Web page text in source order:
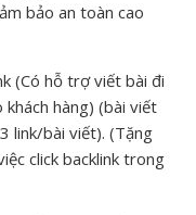
bảo an toàn cao
(Có hỗ trợ viết bài đi
khách hàng) (bài viết
link/bài viết). (Tặng
click backlink trong